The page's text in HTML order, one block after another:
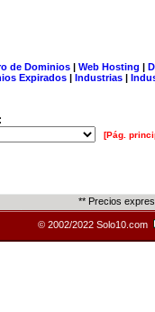
de Dominios| Web Hosting |
Expirados | Industrias |
[Pág.
** Precios
© 2002/2022 Solo10.com